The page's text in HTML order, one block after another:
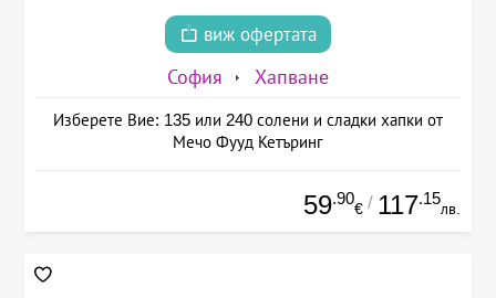
виж офертата
София Хапване
Изберете Вие: 135 или 240 солени и сладки хапки от
Мечо Фууд Кетъринг
59.90
€ / 117.15
лв.